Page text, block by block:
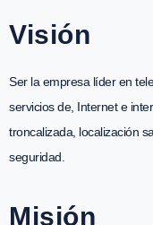
Visión
Ser la empresa líder en
servicios de, Internet e
troncalizada, localización
seguridad.
Misión